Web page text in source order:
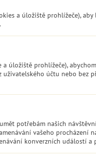
a úložiště prohlížeče),
úložiště prohlížeče),
uživatelského účtu nebo
potřebám našich
vašeho procházení
konverzních událostí a